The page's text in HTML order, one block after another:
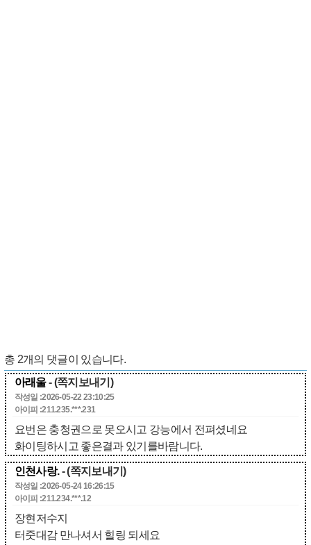
총 2개의 댓글이 있습니다.
아래울- (쪽지보내기)
작성일 :2026-05-22 23:10:25
아이피 :211.235.***.231
요번은 충청권으로 못오시고 강능에서 전펴셨네요
화이팅하시고 좋은결과 있기를바람니다.
인천사랑.- (쪽지보내기)
작성일 :2026-05-24 16:26:15
아이피 :211.234.***.12
장현저수지
터줏대감 만나셔서 힐링 되세요